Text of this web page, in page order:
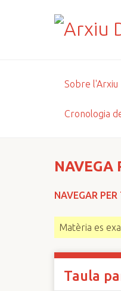
Sobre l'Arxiu
Cronologia
NAVEGA
NAVEGAR
Matèria es
Taula